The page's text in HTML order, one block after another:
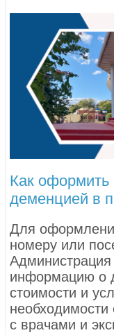
Как оформить
деменцией в
Для
номеру или
информацию о
стоимости и
необходимости
с врачами и